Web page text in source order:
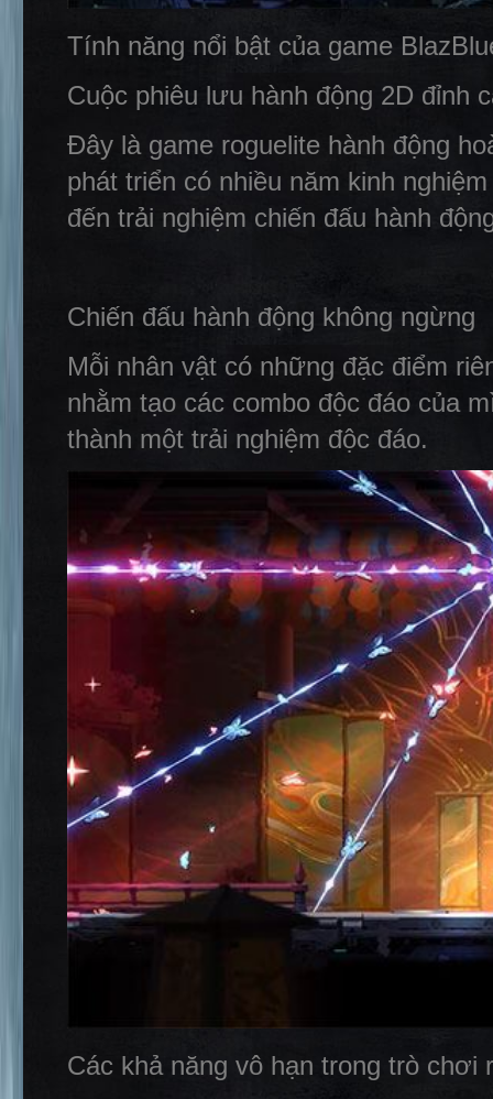
Tính năng nổi bật của game
Cuộc phiêu lưu hành động 2D đỉnh
Đây là game roguelite hành động
phát triển có nhiều năm kinh
đến trải nghiệm chiến đấu hành
Chiến đấu hành động không ngừng
Mỗi nhân vật có những đặc điểm
nhằm tạo các combo độc đáo của
thành một trải nghiệm độc đáo.
Các khả năng vô hạn trong trò chơi